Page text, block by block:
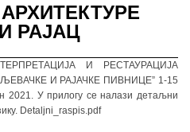
РАЈАЦ
И РЕСТАУРАЦИЈА
И РАЈАЧКЕ ПИВНИЦЕ” 1-15
2021. У прилогу се налази детаљни
Detaljni_raspis.pdf